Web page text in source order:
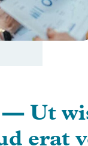
— Ut
erat